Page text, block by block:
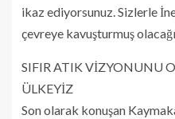
ikaz ediyorsunuz. Sizlerle
çevreye kavuşturmuş
SIFIR ATIK VİZYONUNU
ÜLKEYİZ
Son olarak konuşan